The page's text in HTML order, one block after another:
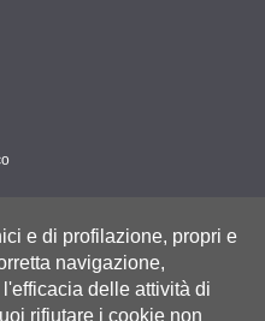
e di profilazione, propri e
navigazione,
delle attività di
rifiutare i cookie non